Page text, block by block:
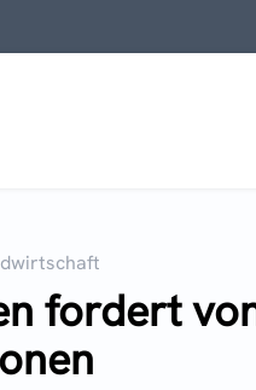
fordert